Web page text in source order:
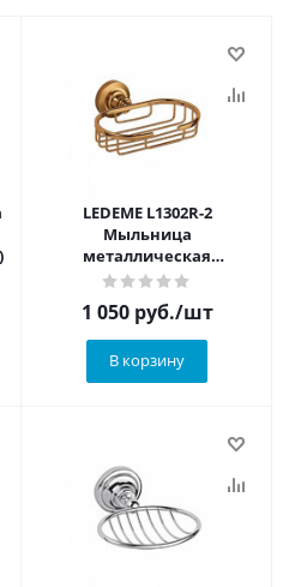
LEDEME L1302R-2
Мыльница
металлическая
настенная (глубокая)
1 050руб./шт
В корзину